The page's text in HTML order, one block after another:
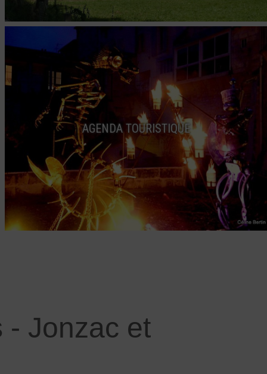
AGENDA TOURISTIQUE
- Jonzac et